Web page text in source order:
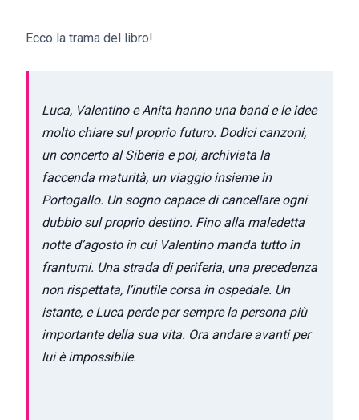
Ecco la trama del libro!
Luca, Valentino e Anita hanno una band e le idee
molto chiare sul proprio futuro. Dodici canzoni,
un concerto al Siberia e poi, archiviata la
faccenda maturità, un viaggio insieme in
Portogallo. Un sogno capace di cancellare ogni
dubbio sul proprio destino. Fino alla maledetta
notte d’agosto in cui Valentino manda tutto in
frantumi. Una strada di periferia, una precedenza
non rispettata, l’inutile corsa in ospedale. Un
istante, e Luca perde per sempre la persona più
importante della sua vita. Ora andare avanti per
lui è impossibile.